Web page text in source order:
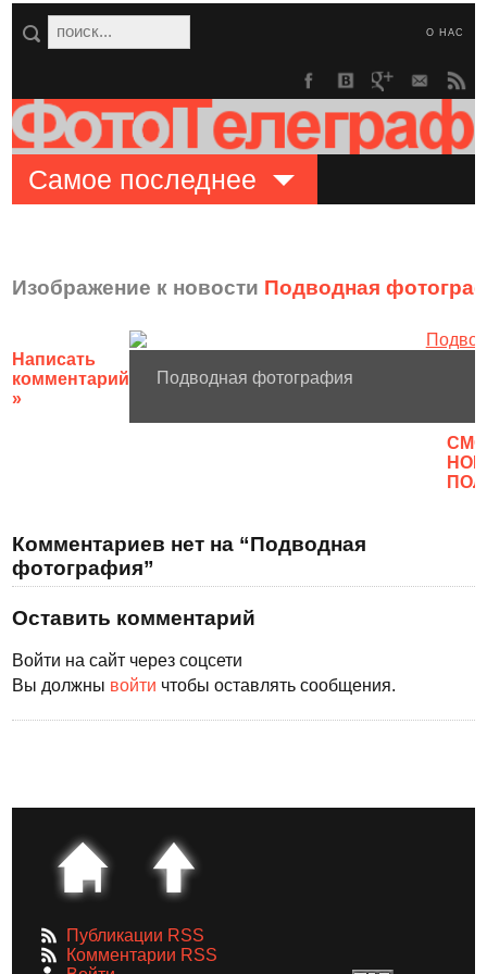
О НАС
Самое последнее
Изображение к новости Подводная
Написать
комментарий
»
Подводная фотография
Комментариев нет на “Подводная
фотография”
Оставить комментарий
Войти на сайт через соцсети
Вы должны войти чтобы оставлять сообщения.
Публикации RSS
Комментарии RSS